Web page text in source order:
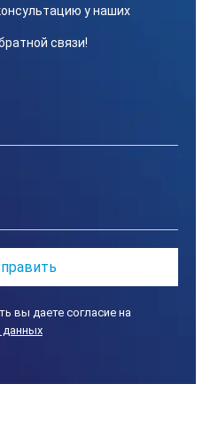
у наших
связи!
вы даете согласие на
данных